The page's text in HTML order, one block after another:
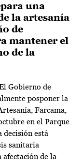
una
la artesanía
de
mantener el
de la
Gobierno de
posponer la
Farcama,
en el Parque
decisión está
sanitaria
de la